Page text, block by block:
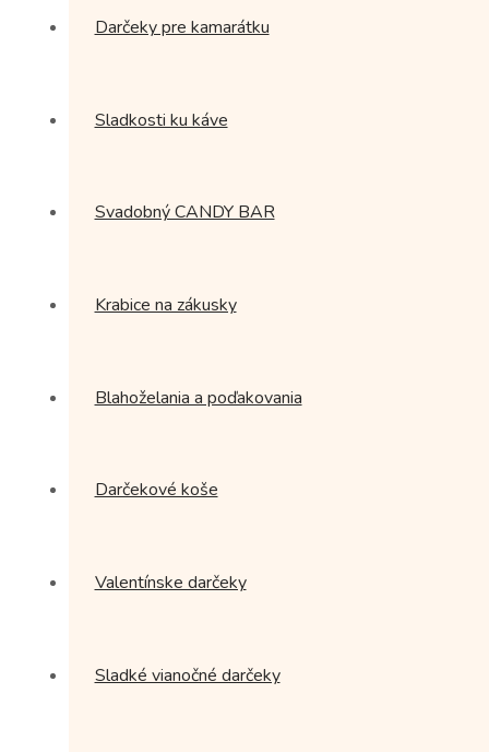
Darčeky pre kamarátku
Sladkosti ku káve
Svadobný CANDY BAR
Krabice na zákusky
Blahoželania a poďakovania
Darčekové koše
Valentínske darčeky
Sladké vianočné darčeky